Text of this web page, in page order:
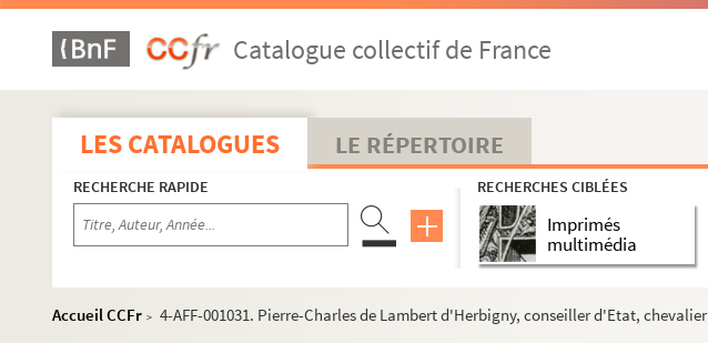
Catalogue collectif de France
LES CATALOGUES LE RÉPERTOIRE
RECHERCHE RAPIDE RECHERCHES CIBLÉES
Imprimés
multimédia
Accueil CCFr > 4-AFF-001031. Pierre-Charles de Lambert d'Herbigny, conseiller d'Etat, chevalier